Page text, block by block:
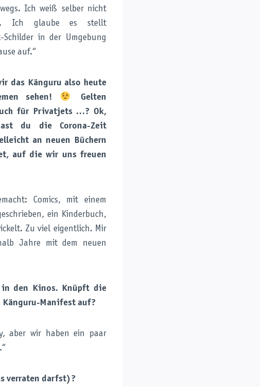
Ich weiß selber nicht
Ich glaube es stellt
Schilder in der Umgebung
auf.“
das Känguru also heute
sehen!
Gelten
für Privatjets …? Ok,
du die Corona-Zeit
an neuen Büchern
auf die wir uns freuen
Comics, mit einem
ein Kinderbuch,
Zu viel eigentlich. Mir
Jahre mit dem neuen
den Kinos. Knüpft die
Känguru-Manifest auf?
aber wir haben ein paar
verraten darfst)?